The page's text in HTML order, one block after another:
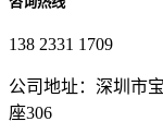
138 2331 1709
公司地址：深圳市
座306